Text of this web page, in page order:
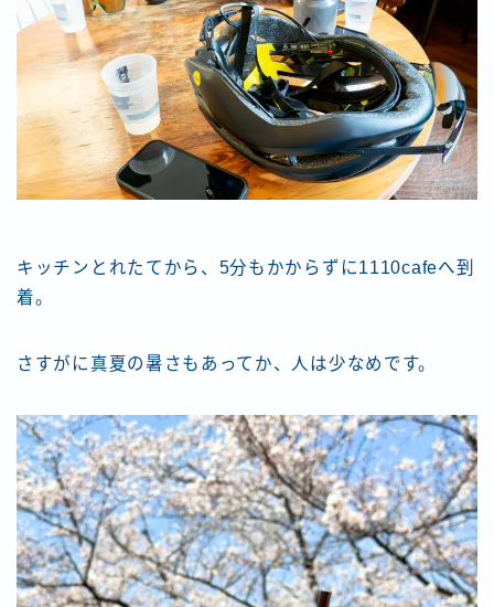
キッチンとれたてから、5分もかからずに1110cafeへ到
着。
さすがに真夏の暑さもあってか、人は少なめです。